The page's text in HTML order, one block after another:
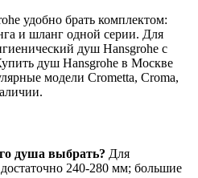
удобно брать комплектом:
и шланг одной серии. Для
душ Hansgrohe с
душ Hansgrohe в Москве
модели Crometta, Croma,
душа выбрать? Для
240-280 мм; большие